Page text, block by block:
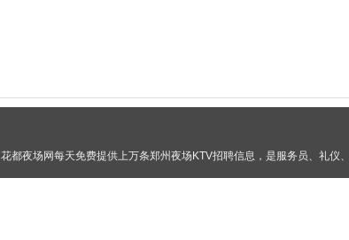
花都夜场网每天免费提供上万条郑州夜场KTV招聘信息，是服务员、礼仪